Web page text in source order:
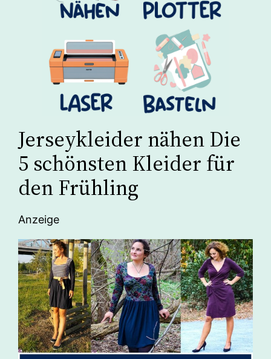
Jerseykleider nähen Die
5 schönsten Kleider für
den Frühling
Anzeige